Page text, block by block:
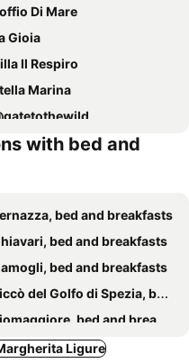
Di Mare
Gioia
Il Respiro
Marina
Lodge
Sogno Maison de Charme
Verde Family Suite
del Sale
Casa di Mila
Margherita di Teriasca
Aquarela
with bed and
bed and breakfasts
bed and breakfasts
bed and breakfasts
del Golfo di Spezia, bed and breakfasts
bed and breakfasts
bed and breakfasts
Ligure